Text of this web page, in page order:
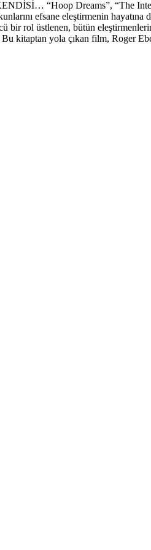
“Hoop Dreams”, “The
efsane eleştirmenin
rol üstlenen, bütün
kitaptan yola çıkan film, Roger